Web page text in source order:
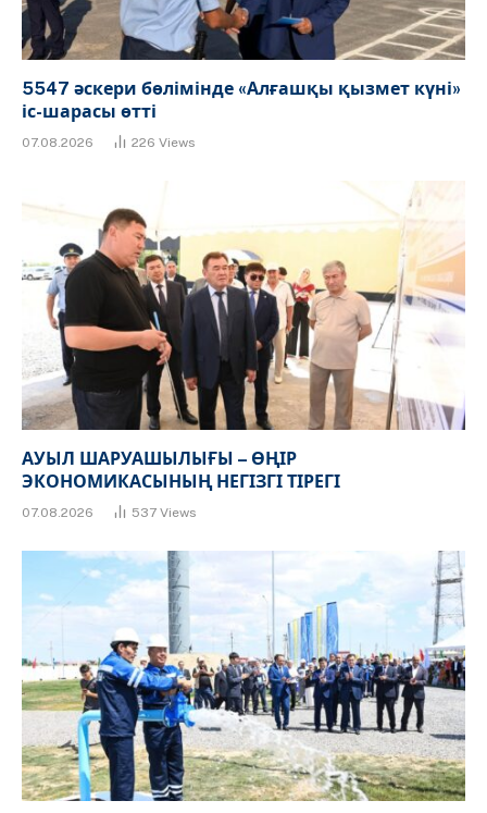
5547 әскери бөлімінде «Алғашқы қызмет күні»
іс-шарасы өтті
07.08.2026 226 Views
АУЫЛ ШАРУАШЫЛЫҒЫ – ӨҢІР
ЭКОНОМИКАСЫНЫҢ НЕГІЗГІ ТІРЕГІ
07.08.2026 537 Views